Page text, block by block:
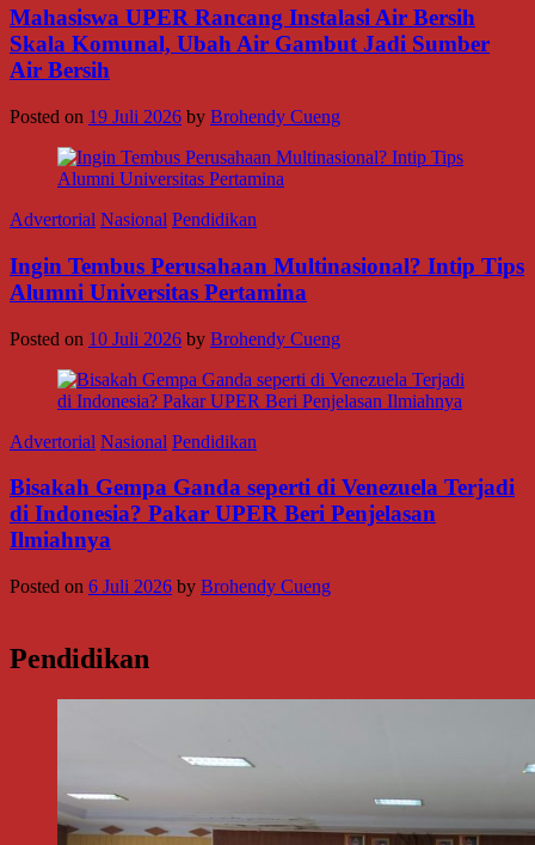
Mahasiswa UPER Rancang Instalasi Air Bersih
Skala Komunal, Ubah Air Gambut Jadi Sumber
Air Bersih
Posted on 19 Juli 2026 by Brohendy Cueng
Advertorial Nasional Pendidikan
Ingin Tembus Perusahaan Multinasional? Intip Tips
Alumni Universitas Pertamina
Posted on 10 Juli 2026 by Brohendy Cueng
Advertorial Nasional Pendidikan
Bisakah Gempa Ganda seperti di Venezuela Terjadi
di Indonesia? Pakar UPER Beri Penjelasan
Ilmiahnya
Posted on 6 Juli 2026 by Brohendy Cueng
Pendidikan